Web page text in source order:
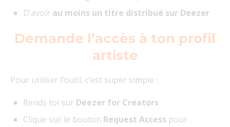
D’avoir au moins un titre distribué sur Deezer
Demande l’accès à ton profil
artiste
Pour utiliser l’outil, c’est super simple :
Rends toi sur Deezer for Creators
Clique sur le bouton Request Access pour